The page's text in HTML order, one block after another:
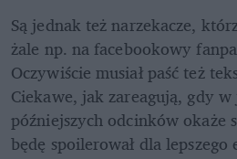
Są jednak też narzekacze,
żale np. na facebookowy
Oczywiście musiał paść też
Ciekawe, jak zareagują, gdy
późniejszych odcinków okaże
będę spoilerował dla lepszego